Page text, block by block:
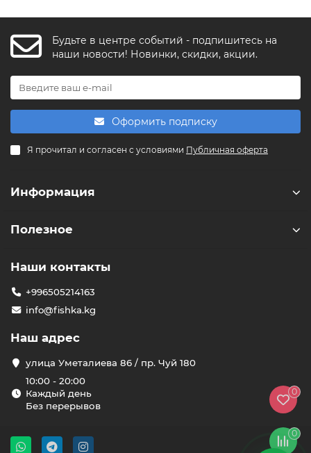
Будьте в центре событий - подпишитесь на
наши новости! Новинки, скидки, акции.
Оформить подписку
Я прочитал и согласен с условиями Публичная оферта
Информация
Полезное
Наши контакты
+996505214163
info@fishka.kg
Наш адрес
улица Уметалиева 86 / пр. Чуй 180
10:00 - 20:00
Каждый день
Без перерывов
0
0
F FishkaAI
Обычно отвечаем за минуту
Чем можем помочь?